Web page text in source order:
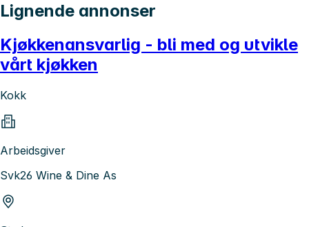
Lignende annonser
Kjøkkenansvarlig - bli med og utvikle
vårt kjøkken
Kokk
Arbeidsgiver
Svk26 Wine & Dine As